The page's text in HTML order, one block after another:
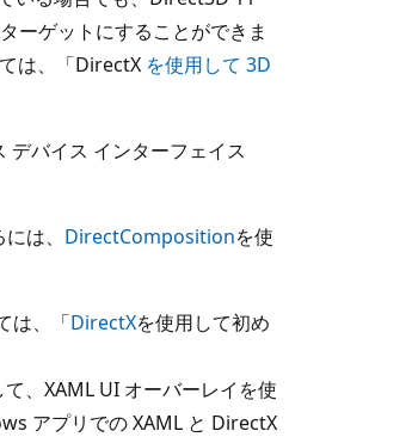
ーゲットにすることができま
は、「DirectX を使用して 3D
バイス インターフェイス
は、 DirectCompositionを使
は、「DirectXを使用して初め
、XAML UI オーバーレイを使
アプリでの XAML と DirectX